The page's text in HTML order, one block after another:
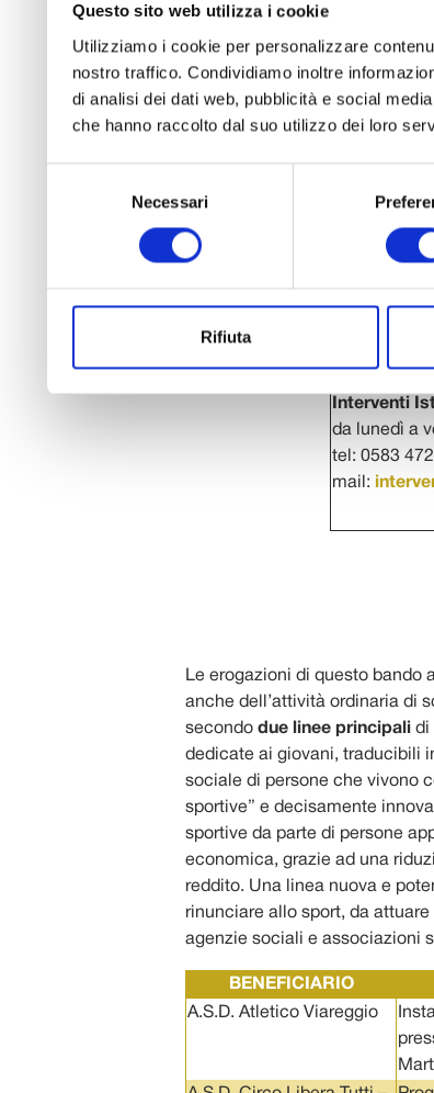
Questo sito web utilizza i cookie
Utilizziamo i cookie per personalizzare
nostro traffico. Condividiamo inoltre
di analisi dei dati web, pubblicità e social
che hanno raccolto dal suo utilizzo dei loro
Necessari
Rifiuta
Visualizza la GUIDA alla
Per
della
HELP DESK
tel: 800
Interventi
da lunedì a
tel: 0583
mail:
Le erogazioni di questo bando
anche dell’attività ordinaria di
secondo due linee principali di
dedicate ai giovani, traducibili
sociale di persone che vivono
sportive” e decisamente
sportive da parte di persone
economica, grazie ad una
reddito. Una linea nuova e
rinunciare allo sport, da
agenzie sociali e associazioni
BENEFICIARIO
A.S.D. Atletico Viareggio